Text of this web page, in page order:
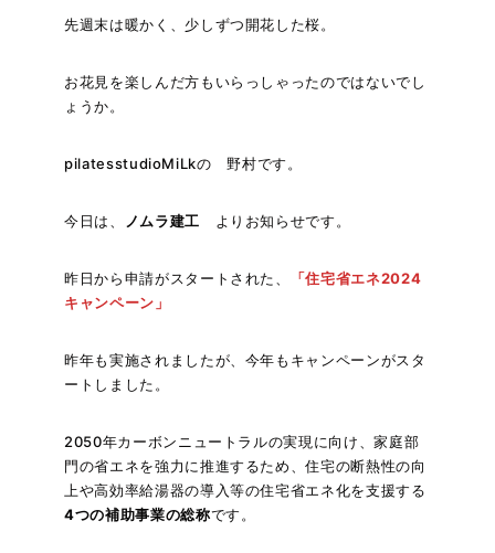
先週末は暖かく、少しずつ開花した桜。
お花見を楽しんだ方もいらっしゃったのではないでし
ょうか。
pilatesstudioMiLkの 野村です。
今日は、 ノムラ建工 よりお知らせです。
昨日から申請がスタートされた、
「住宅省エネ2024
キャンペーン」
昨年も実施されましたが、今年もキャンペーンがスタ
ートしました。
2050年カーボンニュートラルの実現に向け、家庭部
門の省エネを強力に推進するため、住宅の断熱性の向
上や高効率給湯器の導入等の住宅省エネ化を支援する
4つの補助事業の総称です。